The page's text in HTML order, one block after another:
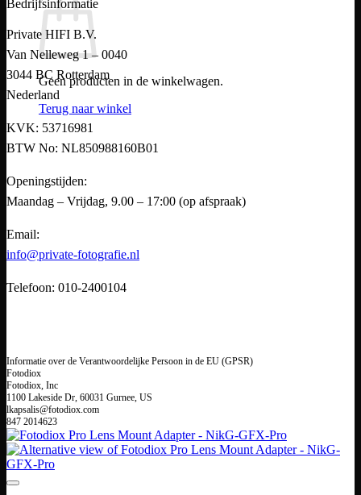
Geen producten in de winkelwagen.
Terug naar winkel
Bedrijfsinformatie
Private HIFI B.V.
Van Nelleweg 1 – 0040
3044 BC Rotterdam
Nederland
KVK: 53716981
BTW No: NL850988160B01
Openingstijden:
Maandag – Vrijdag, 9.00 – 17:00 (op afspraak)
Email:
info@private-fotografie.nl
Telefoon: 010-2400104
Informatie over de Verantwoordelijke Persoon in de EU (GPSR)
Fotodiox
Fotodiox, Inc
1100 Lakeside Dr, 60031 Gurnee, US
lkapsalis@fotodiox.com
847 2014623